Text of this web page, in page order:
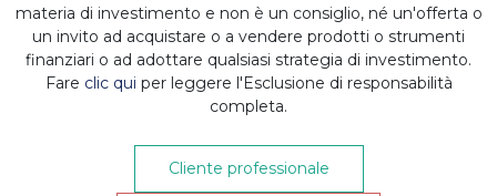
materia di investimento e non è un consiglio, né un'offerta o
un invito ad acquistare o a vendere prodotti o strumenti
finanziari o ad adottare qualsiasi strategia di investimento.
Fare clic qui per leggere l'Esclusione di responsabilità
completa.
Cliente professionale